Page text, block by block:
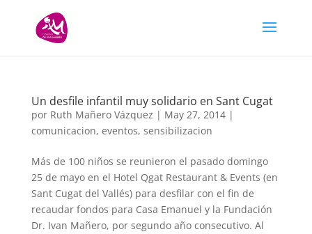
Un desfile infantil muy solidario en Sant Cugat
por Ruth Mañero Vázquez | May 27, 2014|
comunicacion, eventos, sensibilizacion
Más de 100 niños se reunieron el pasado domingo
25 de mayo en el Hotel Qgat Restaurant & Events (en
Sant Cugat del Vallés) para desfilar con el fin de
recaudar fondos para Casa Emanuel y la Fundación
Dr. Ivan Mañero, por segundo año consecutivo. Al